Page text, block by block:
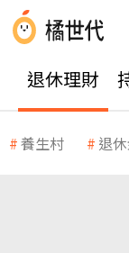
退休理財
養生村 退